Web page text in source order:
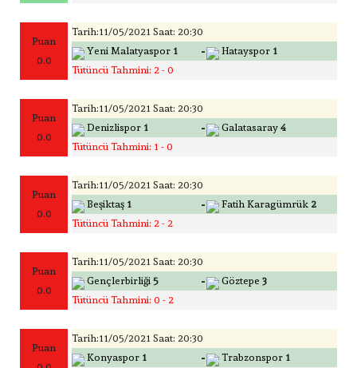
Puan
0.0
Tarih:11/05/2021 Saat: 20:30
Yeni Malatyaspor 1 - Hatayspor 1
Tütüncü Tahmini: 2 - 0
Puan
0.0
Tarih:11/05/2021 Saat: 20:30
Denizlispor 1 - Galatasaray 4
Tütüncü Tahmini: 1 - 0
Puan
0.0
Tarih:11/05/2021 Saat: 20:30
Beşiktaş 1 - Fatih Karagümrük 2
Tütüncü Tahmini: 2 - 2
Puan
0.0
Tarih:11/05/2021 Saat: 20:30
Gençlerbirliği 5 - Göztepe 3
Tütüncü Tahmini: 0 - 2
Puan
Tarih:11/05/2021 Saat: 20:30
Konyaspor 1 - Trabzonspor 1